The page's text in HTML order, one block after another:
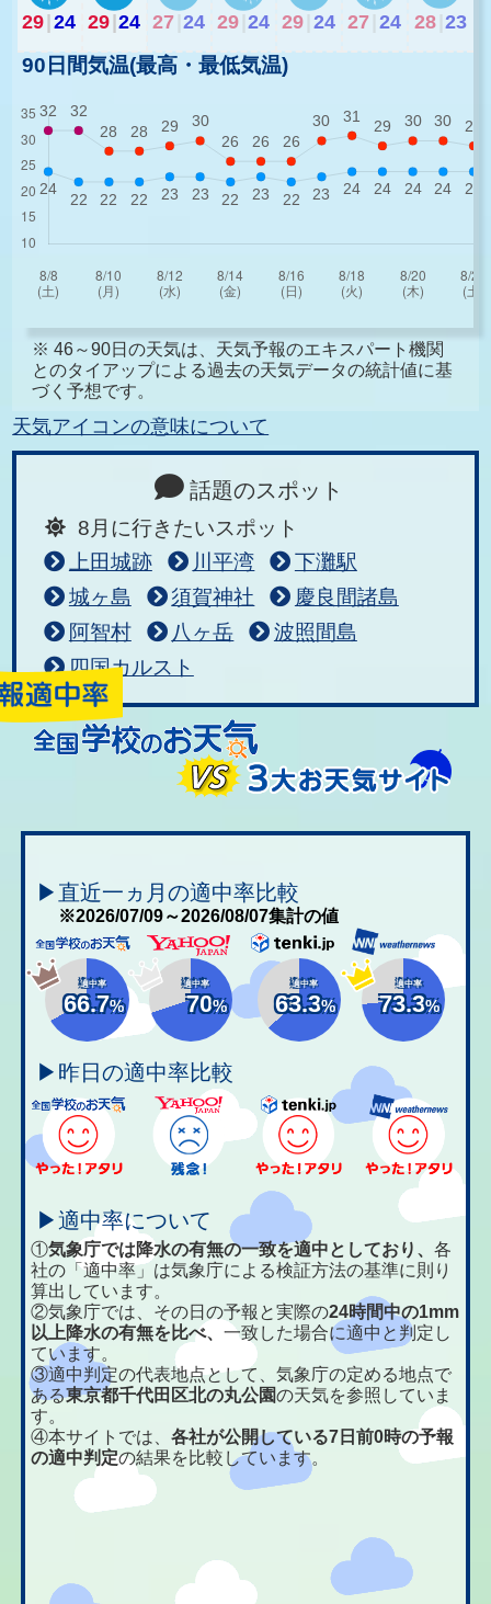
29|24 29|24 27 24 29 24 29 24 27 24 28 23
90日間気温(最高・最低気温)
※ 46～90日の天気は、天気予報のエキスパート機関
とのタイアップによる過去の天気データの統計値に基
づく予想です。
天気アイコンの意味について
話題のスポット
8月に行きたいスポット
上田城跡
川平湾
下灘駅
城ヶ島
須賀神社
慶良間諸島
阿智村
八ヶ岳
波照間島
四国カルスト
▶直近一ヵ月の適中率比較
※2026/07/09～2026/08/07集計の値
適中率
66.7%
適中率
70%
適中率
63.3%
適中率
73.3%
▶昨日の適中率比較
▶適中率について
①気象庁では降水の有無の一致を適中としており、各
社の「適中率」は気象庁による検証方法の基準に則り
算出しています。
②気象庁では、その日の予報と実際の24時間中の1mm
以上降水の有無を比べ、一致した場合に適中と判定し
ています。
③適中判定の代表地点として、気象庁の定める地点で
ある東京都千代田区北の丸公園の天気を参照していま
す。
④本サイトでは、各社が公開している7日前0時の予報
の適中判定の結果を比較しています。